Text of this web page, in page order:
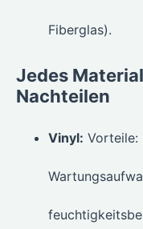
Fiberglas).
Jedes
Nachteilen
Vinyl: Vorteile: